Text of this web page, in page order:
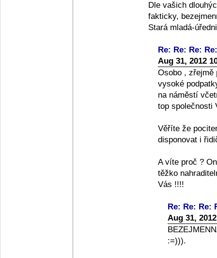
Dle vašich
fakticky,
Stará mladá-
Re: Re: Re:
Aug 31, 2012
Osobo ,
vysoké
na náměstí
top společnosti
Věříte že
disponovat i
A víte proč ?
těžko
Vás !!!!
Re: Re: Re:
Aug 31,
:=))).